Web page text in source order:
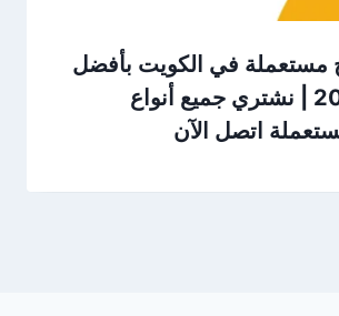
مستعملة في الكويت بأفضل
الأسعار 2026 | نشتري جميع أنواع
اتصل الآن